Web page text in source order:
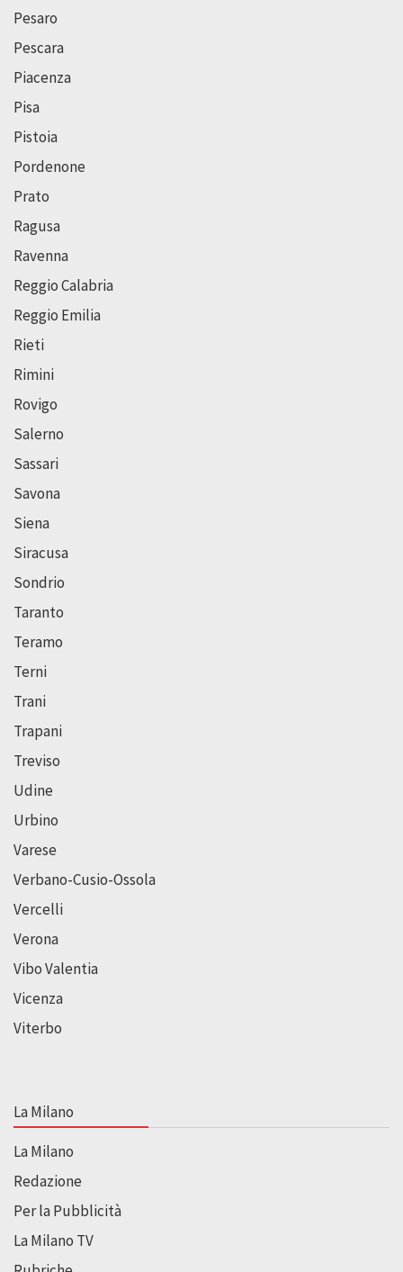
Pesaro
Pescara
Piacenza
Pisa
Pistoia
Pordenone
Prato
Ragusa
Ravenna
Reggio Calabria
Reggio Emilia
Rieti
Rimini
Rovigo
Salerno
Sassari
Savona
Siena
Siracusa
Sondrio
Taranto
Teramo
Terni
Trani
Trapani
Treviso
Udine
Urbino
Varese
Verbano-Cusio-Ossola
Vercelli
Verona
Vibo Valentia
Vicenza
Viterbo
La Milano
La Milano
Redazione
Per la Pubblicità
La Milano TV